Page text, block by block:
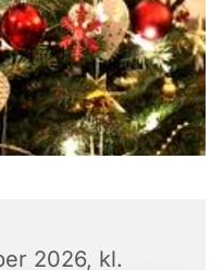
2026, kl.